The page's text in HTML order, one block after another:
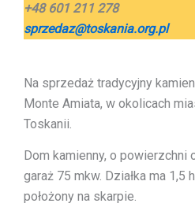
+48 601 211 278
sprzedaz@toskania.org.pl
Na sprzedaż tradycyjny
Monte Amiata, w okolicach
Toskanii.
Dom kamienny, o powierzchni
garaż 75 mkw. Działka ma 1,5
położony na skarpie.